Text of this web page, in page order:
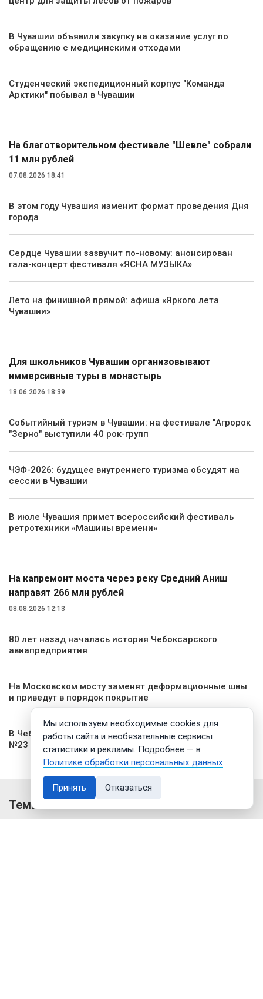
В Чувашии объявили закупку на оказание услуг по
обращению с медицинскими отходами
Студенческий экспедиционный корпус "Команда
Арктики" побывал в Чувашии
На благотворительном фестивале "Шевле" собрали
11 млн рублей
07.08.2026 18:41
В этом году Чувашия изменит формат проведения Дня
города
Сердце Чувашии зазвучит по-новому: анонсирован
гала-концерт фестиваля «ЯСНА МУЗЫКА»
Лето на финишной прямой: афиша «Яркого лета
Чувашии»
Для школьников Чувашии организовывают
иммерсивные туры в монастырь
18.06.2026 18:39
Событийный туризм в Чувашии: на фестивале "Агророк
"Зерно" выступили 40 рок-групп
ЧЭФ-2026: будущее внутреннего туризма обсудят на
сессии в Чувашии
В июле Чувашия примет всероссийский фестиваль
ретротехники «Машины времени»
На капремонт моста через реку Средний Аниш
направят 266 млн рублей
08.08.2026 12:13
80 лет назад началась история Чебоксарского
авиапредприятия
На Московском мосту заменят деформационные швы
и приведут в порядок покрытие
В Чебоксарах запустили новый автобусный маршрут
№23
Темы
Мы используем необходимые cookies для
работы сайта и необязательные сервисы
статистики и рекламы. Подробнее — в
Политике обработки персональных данных.
Принять Отказаться